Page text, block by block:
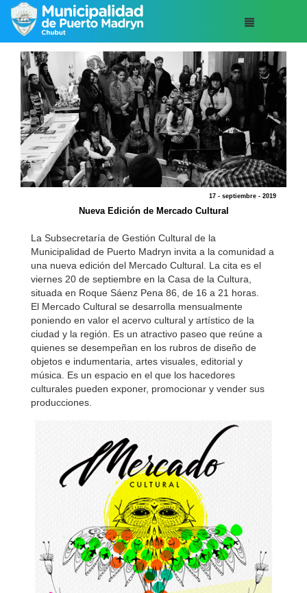
17 - septiembre - 2019
Nueva Edición de Mercado Cultural
La Subsecretaría de Gestión Cultural de la
Municipalidad de Puerto Madryn invita a la comunidad a
una nueva edición del Mercado Cultural. La cita es el
viernes 20 de septiembre en la Casa de la Cultura,
situada en Roque Sáenz Pena 86, de 16 a 21 horas.
El Mercado Cultural se desarrolla mensualmente
poniendo en valor el acervo cultural y artístico de la
ciudad y la región. Es un atractivo paseo que reúne a
quienes se desempeñan en los rubros de diseño de
objetos e indumentaria, artes visuales, editorial y
música. Es un espacio en el que los hacedores
culturales pueden exponer, promocionar y vender sus
producciones.